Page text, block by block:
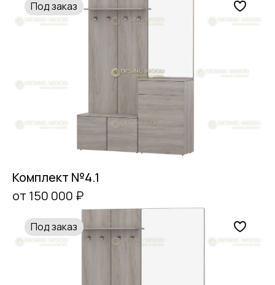
Под заказ
Комплект №4.1
от 150 000 ₽
Под заказ